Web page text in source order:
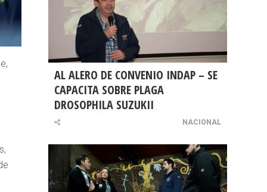
AL ALERO DE CONVENIO INDAP – SE
CAPACITA SOBRE PLAGA
DROSOPHILA SUZUKII
NACIONAL